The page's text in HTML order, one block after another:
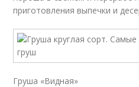
приготовления выпечки и
Груша «Видная»